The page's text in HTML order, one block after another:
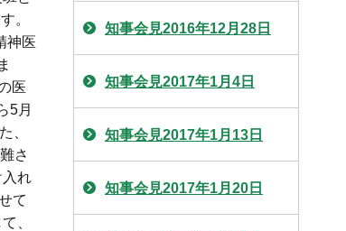
。
神医
医
5月
、
さ
れ
て
、
知事会見2016年12月28日
知事会見2017年1月4日
知事会見2017年1月13日
知事会見2017年1月20日